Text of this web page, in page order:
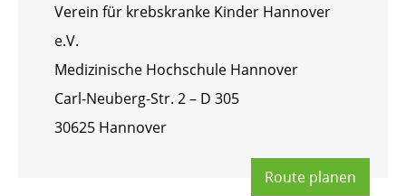
Ver­ein für krebs­kran­ke Kin­der Han­no­ver
e.V.
Me­di­zi­ni­sche Hoch­schu­le Han­no­ver
Carl-Neu­berg-Str. 2 – D 305
30625 Han­no­ver
Route pla­nen